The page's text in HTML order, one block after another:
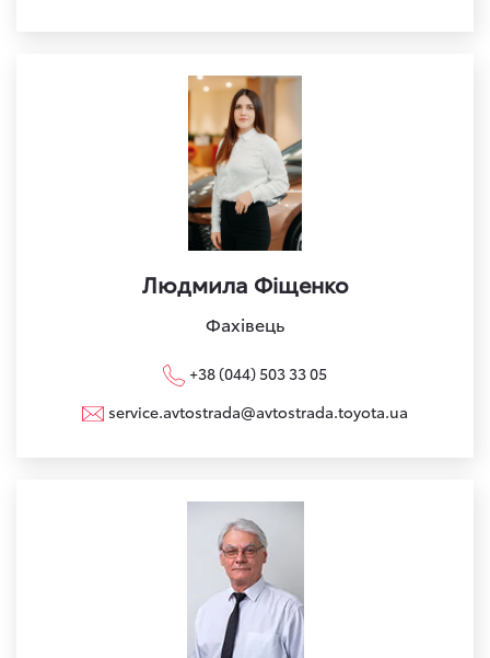
Людмила Фіщенко
Фахівець
+38 (044) 503 33 05
service.avtostrada@avtostrada.toyota.ua